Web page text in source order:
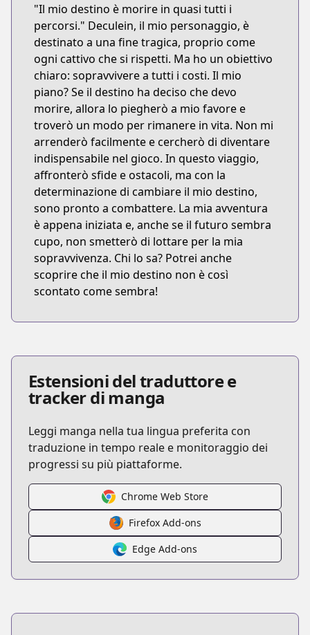
"Il mio destino è morire in quasi tutti i
percorsi." Deculein, il mio personaggio, è
destinato a una fine tragica, proprio come
ogni cattivo che si rispetti. Ma ho un obiettivo
chiaro: sopravvivere a tutti i costi. Il mio
piano? Se il destino ha deciso che devo
morire, allora lo piegherò a mio favore e
troverò un modo per rimanere in vita. Non mi
arrenderò facilmente e cercherò di diventare
indispensabile nel gioco. In questo viaggio,
affronterò sfide e ostacoli, ma con la
determinazione di cambiare il mio destino,
sono pronto a combattere. La mia avventura
è appena iniziata e, anche se il futuro sembra
cupo, non smetterò di lottare per la mia
sopravvivenza. Chi lo sa? Potrei anche
scoprire che il mio destino non è così
scontato come sembra!
Estensioni del traduttore e
tracker di manga
Leggi manga nella tua lingua preferita con
traduzione in tempo reale e monitoraggio dei
progressi su più piattaforme.
Chrome Web Store
Firefox Add-ons
Edge Add-ons